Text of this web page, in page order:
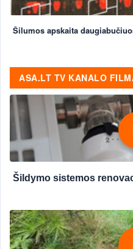
Šilumos apskaita
ASA.LT TV KANALO
Šildymo sistemos